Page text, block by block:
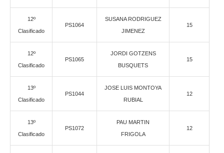
12º
Clasificado
PS1064
SUSANA RODRIGUEZ
JIMENEZ
15
12º
Clasificado
PS1065
JORDI GOTZENS
BUSQUETS
15
13º
Clasificado
PS1044
JOSE LUIS MONTOYA
RUBIAL
12
13º
Clasificado
PS1072
PAU MARTIN
FRIGOLA
12